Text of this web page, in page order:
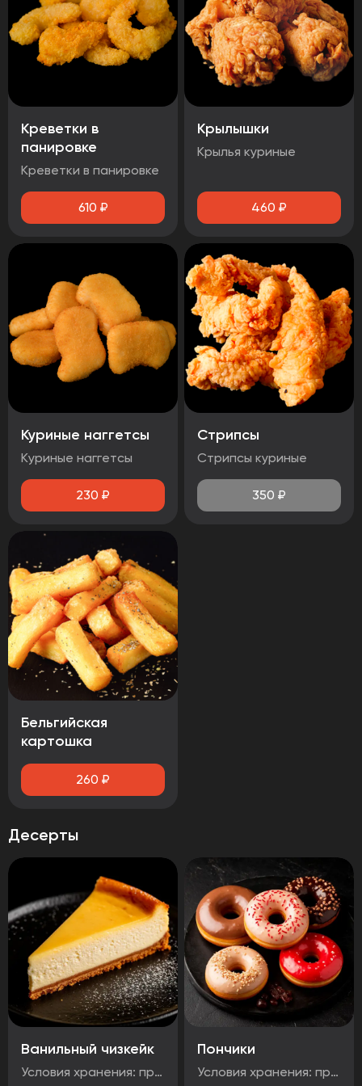
Креветки в
панировке
Креветки в панировке
610 ₽
Крылышки
Крылья куриные
460 ₽
Куриные наггетсы
Куриные наггетсы
230 ₽
Стрипсы
Стрипсы куриные
350 ₽
Бельгийская
картошка
260 ₽
Десерты
Ванильный чизкейк
Условия хранения: при температуре от минус -18°C до 0°C Срок годности: 48 часов Т.У 10.71. 11-001-48751922-2017 Рукомендуется употребить сразу после вскрытия упаковки Без ГМО
Пончики
Условия хранения: при температуре от минус -18°C до 0°C Срок годности: 48 часов Т.У 10.71. 11-001-48751922-2017 Рукомендуется употребить сразу после вскрытия упаковки Без ГМО